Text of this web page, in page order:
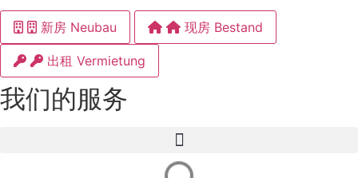
新房 Neubau 现房 Bestand
出租 Vermietung
我们的服务